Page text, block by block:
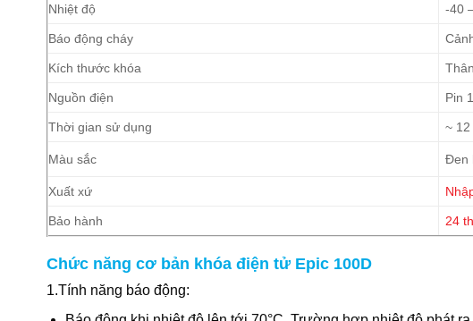
Nhiệt độ -40
Báo động cháy
Kích thước khóa
Nguồn điện Pin
Thời gian sử dụng ~
Màu sắc Đen
Xuất xứ
Bảo hành 24
Chức năng cơ bản khóa điện tử Epic 100D
1.Tính năng báo động: